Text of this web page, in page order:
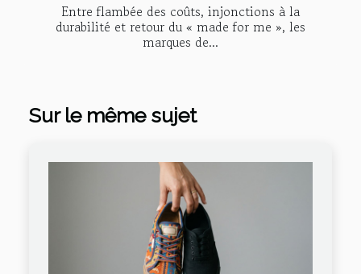
Entre flambée des coûts, injonctions à la
durabilité et retour du « made for me », les
marques de...
Sur le même sujet